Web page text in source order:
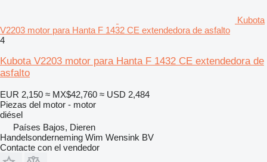
Kubota
V2203 motor para Hanta F 1432 CE extendedora de asfalto
4
Kubota V2203 motor para Hanta F 1432 CE extendedora de
asfalto
EUR 2,150 ≈ MX$42,760 ≈ USD 2,484
Piezas del motor - motor
diésel
Países Bajos, Dieren
Handelsonderneming Wim Wensink BV
Contacte con el vendedor